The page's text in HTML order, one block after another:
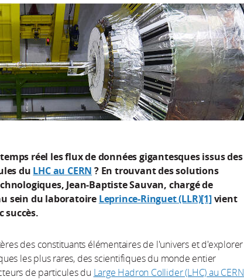
réel les flux de données gigantesques issus des
du LHC au CERN ? En trouvant des solutions
Jean-Baptiste Sauvan, chargé de
sein du laboratoire Leprince-Ringuet (LLR)[1]vient
succès.
des constituants élémentaires de l'univers et d'explorer
les plus rares, des scientifiques du monde entier
de particules du Large Hadron Collider (LHC) au CERN